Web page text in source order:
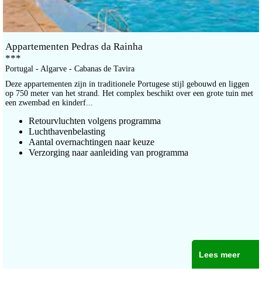
Appartementen Pedras da Rainha
***
Portugal - Algarve - Cabanas de Tavira
Deze appartementen zijn in traditionele Portugese stijl gebouwd en liggen
op 750 meter van het strand. Het complex beschikt over een grote tuin met
een zwembad en kinderf...
Retourvluchten volgens programma
Luchthavenbelasting
Aantal overnachtingen naar keuze
Verzorging naar aanleiding van programma
Lees meer